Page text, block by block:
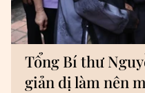
Tổng Bí thư
giản dị làm nên